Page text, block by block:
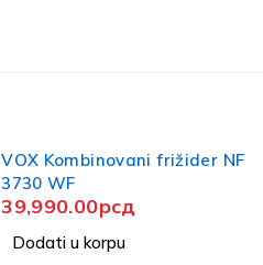
VOX Kombinovani frižider NF
3830 IXF
43,990.00рсд
Dodati u korpu